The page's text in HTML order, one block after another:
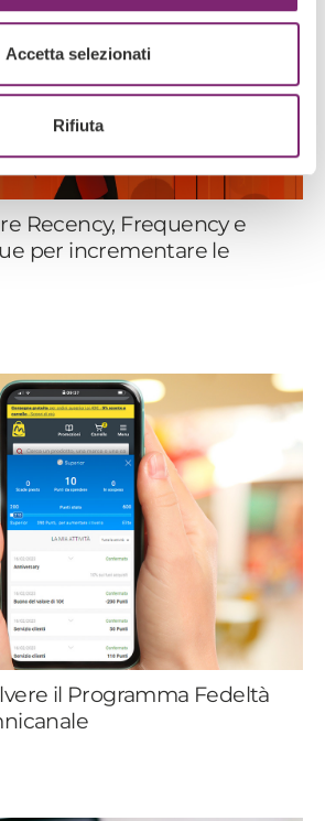
Accetta selezionati
Rifiuta
Recency, Frequency e
per incrementare le
il Programma Fedeltà